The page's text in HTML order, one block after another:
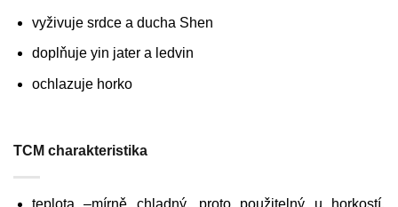
vyživuje srdce a ducha Shen
doplňuje yin jater a ledvin
ochlazuje horko
TCM charakteristika